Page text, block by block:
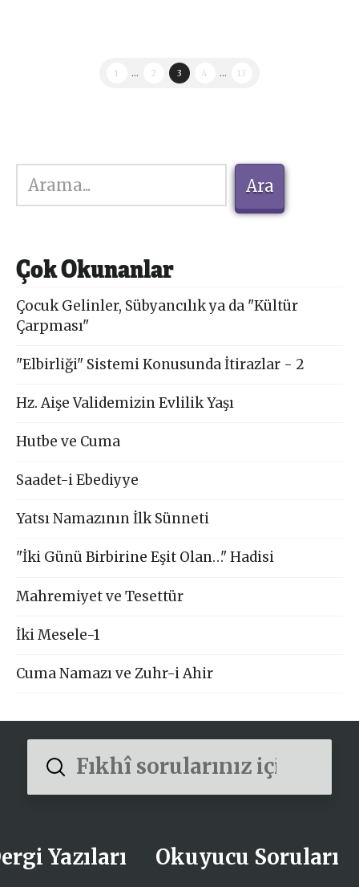
1 ... 2 3 4 ... 13
Ara
Ara
Çok Okunanlar
Çocuk Gelinler, Sübyancılık ya da "Kültür
Çarpması"
"Elbirliği" Sistemi Konusunda İtirazlar - 2
Hz. Aişe Validemizin Evlilik Yaşı
Hutbe ve Cuma
Saadet-i Ebediyye
Yatsı Namazının İlk Sünneti
"İki Günü Birbirine Eşit Olan…" Hadisi
Mahremiyet ve Tesettür
İki Mesele-1
Cuma Namazı ve Zuhr-i Ahir
Search
Submit
Yazıları Okuyucu Soruları